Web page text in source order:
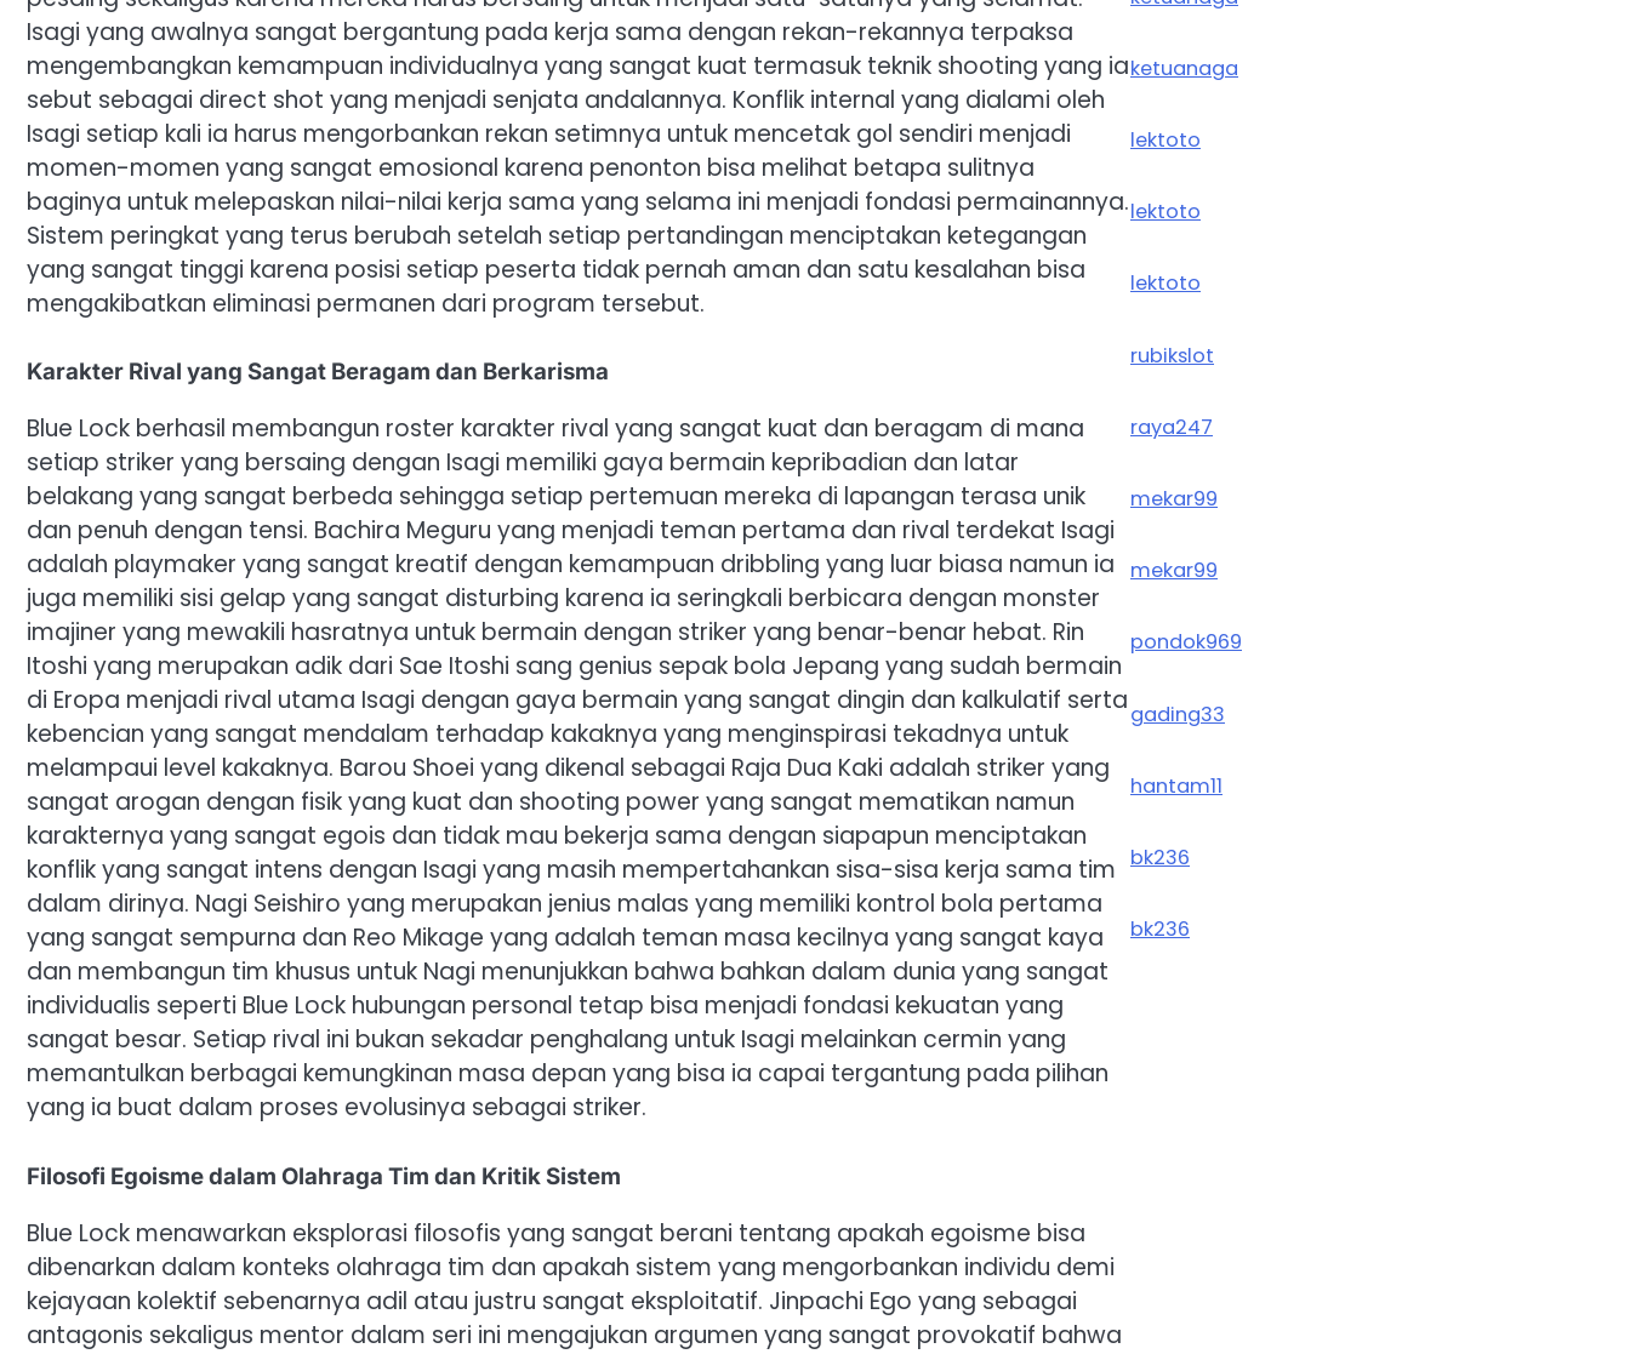
Isagi yang awalnya sangat bergantung pada kerja sama dengan rekan-rekannya terpaksa
mengembangkan kemampuan individualnya yang sangat kuat termasuk teknik shooting yang ia
sebut sebagai direct shot yang menjadi senjata andalannya. Konflik internal yang dialami oleh
Isagi setiap kali ia harus mengorbankan rekan setimnya untuk mencetak gol sendiri menjadi
momen-momen yang sangat emosional karena penonton bisa melihat betapa sulitnya
baginya untuk melepaskan nilai-nilai kerja sama yang selama ini menjadi fondasi permainannya.
Sistem peringkat yang terus berubah setelah setiap pertandingan menciptakan ketegangan
yang sangat tinggi karena posisi setiap peserta tidak pernah aman dan satu kesalahan bisa
mengakibatkan eliminasi permanen dari program tersebut.
Karakter Rival yang Sangat Beragam dan Berkarisma
Blue Lock berhasil membangun roster karakter rival yang sangat kuat dan beragam di mana
setiap striker yang bersaing dengan Isagi memiliki gaya bermain kepribadian dan latar
belakang yang sangat berbeda sehingga setiap pertemuan mereka di lapangan terasa unik
dan penuh dengan tensi. Bachira Meguru yang menjadi teman pertama dan rival terdekat Isagi
adalah playmaker yang sangat kreatif dengan kemampuan dribbling yang luar biasa namun ia
juga memiliki sisi gelap yang sangat disturbing karena ia seringkali berbicara dengan monster
imajiner yang mewakili hasratnya untuk bermain dengan striker yang benar-benar hebat. Rin
Itoshi yang merupakan adik dari Sae Itoshi sang genius sepak bola Jepang yang sudah bermain
di Eropa menjadi rival utama Isagi dengan gaya bermain yang sangat dingin dan kalkulatif serta
kebencian yang sangat mendalam terhadap kakaknya yang menginspirasi tekadnya untuk
melampaui level kakaknya. Barou Shoei yang dikenal sebagai Raja Dua Kaki adalah striker yang
sangat arogan dengan fisik yang kuat dan shooting power yang sangat mematikan namun
karakternya yang sangat egois dan tidak mau bekerja sama dengan siapapun menciptakan
konflik yang sangat intens dengan Isagi yang masih mempertahankan sisa-sisa kerja sama tim
dalam dirinya. Nagi Seishiro yang merupakan jenius malas yang memiliki kontrol bola pertama
yang sangat sempurna dan Reo Mikage yang adalah teman masa kecilnya yang sangat kaya
dan membangun tim khusus untuk Nagi menunjukkan bahwa bahkan dalam dunia yang sangat
individualis seperti Blue Lock hubungan personal tetap bisa menjadi fondasi kekuatan yang
sangat besar. Setiap rival ini bukan sekadar penghalang untuk Isagi melainkan cermin yang
memantulkan berbagai kemungkinan masa depan yang bisa ia capai tergantung pada pilihan
yang ia buat dalam proses evolusinya sebagai striker.
Filosofi Egoisme dalam Olahraga Tim dan Kritik Sistem
Blue Lock menawarkan eksplorasi filosofis yang sangat berani tentang apakah egoisme bisa
dibenarkan dalam konteks olahraga tim dan apakah sistem yang mengorbankan individu demi
kejayaan kolektif sebenarnya adil atau justru sangat eksploitatif. Jinpachi Ego yang sebagai
antagonis sekaligus mentor dalam seri ini mengajukan argumen yang sangat provokatif bahwa
ketuanaga
lektoto
lektoto
lektoto
rubikslot
raya247
mekar99
mekar99
pondok969
gading33
hantam11
bk236
bk236